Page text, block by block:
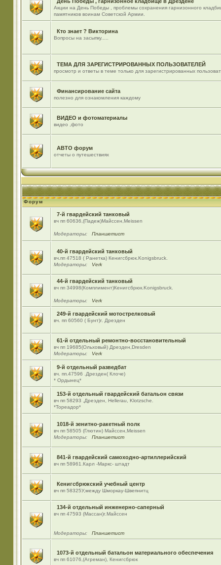
Акции на День Победы , проблемы сохранения гарнизонного
памятников воинам Советской Армии.
Кто знает ? Викторина
Вопросы на засыпку.....
ТЕМА ДЛЯ ЗАРЕГИСТРИРОВАННЫХ ПОЛЬЗОВАТЕЛЕЙ
просмотр и ответы в теме только для зарегистрированных
Финансирование сайта
полезно для ознакомления каждому
ВИДЕО и фотоматериалы
видео ,фото
АВТО форум
отчеты о путешествиях
Форум
7-й гвардейский танковый
вч пп 60636,(Падеж)Майсcен,Meissen
Модераторы: Планшетист
40-й гвардейский танковый
вч.пп 47518 ( Ранетка) Кенигсбрюк.Konigsbruck.
Модераторы:
Verk
44-й гвардейский танковый
вч пп 34998(Комплимент)Кенигсбрюк.Konigsbruck.
Модераторы: Verk
249-й гвардейский мотострелковый
вч. пп 60560 ( Бунт)г. Дрезден
61-й отдельный ремонтно-восстановительный
вч пп 19685(Ольховый) Дрезден,Dresden
Модераторы:
Verk
9-й отдельный разведбат
вч. пп.47596 .Дрезден( Клоче)
* Ордынец*
153-й отдельный гвардейский батальон связи
вч пп 58293 ,Дрезден, Hellerau, Klotzsche.
*Тореадор*
1018-й зенитно-ракетный полк
вч пп 58505 (Глютин) Майсcен,Meissen
Модераторы:
Планшетист
841-й гвардейский самоходно-артиллерийский
вч пп 58961.Карл -Маркс- штадт
Кенигсбрюкский учебный центр
вч пп 58325У,между Шморкау-Швепнитц
134-й отдельный инженерно-саперный
вч пп 47593 (Массан)г.Майссен
Модераторы: Планшетист
1073-й отдельный батальон материального обеспечения
вч пп 61076,(Агреман), Кенигсбрюк